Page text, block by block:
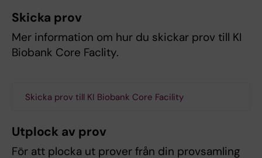
Skicka prov
Mer information om hur du skickar prov till KI
Biobank Core Faclity.
Skicka prov till KI Biobank Core Facility
Utplock av prov
För att plocka ut prover från din provsamling